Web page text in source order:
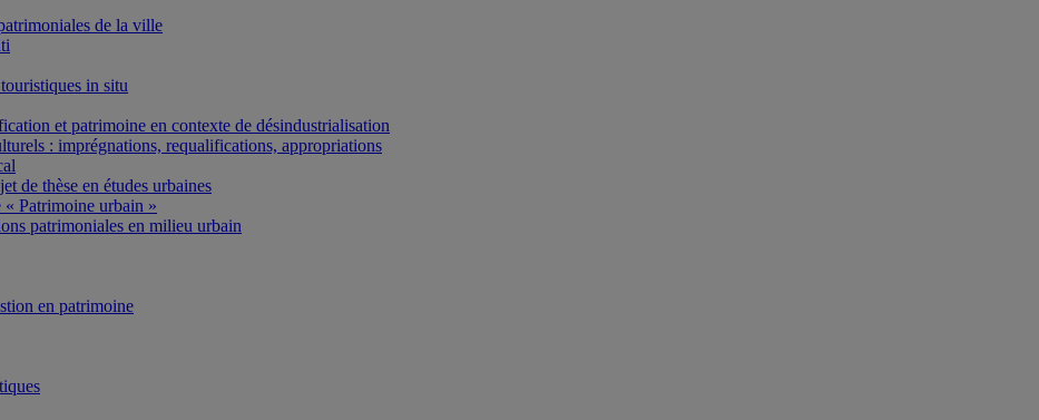
de la ville
in situ
et patrimoine en contexte de désindustrialisation
: imprégnations, requalifications, appropriations
de thèse en études urbaines
Patrimoine urbain »
patrimoniales en milieu urbain
en patrimoine